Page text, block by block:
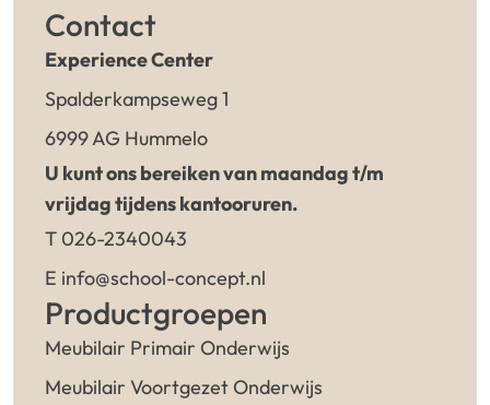
Contact
Experience Center
Spalderkampseweg 1
6999 AG Hummelo
U kunt ons bereiken van maandag t/m
vrijdag tijdens kantooruren.
T 026-2340043
E info@school-concept.nl
Productgroepen
Meubilair Primair Onderwijs
Meubilair Voortgezet Onderwijs